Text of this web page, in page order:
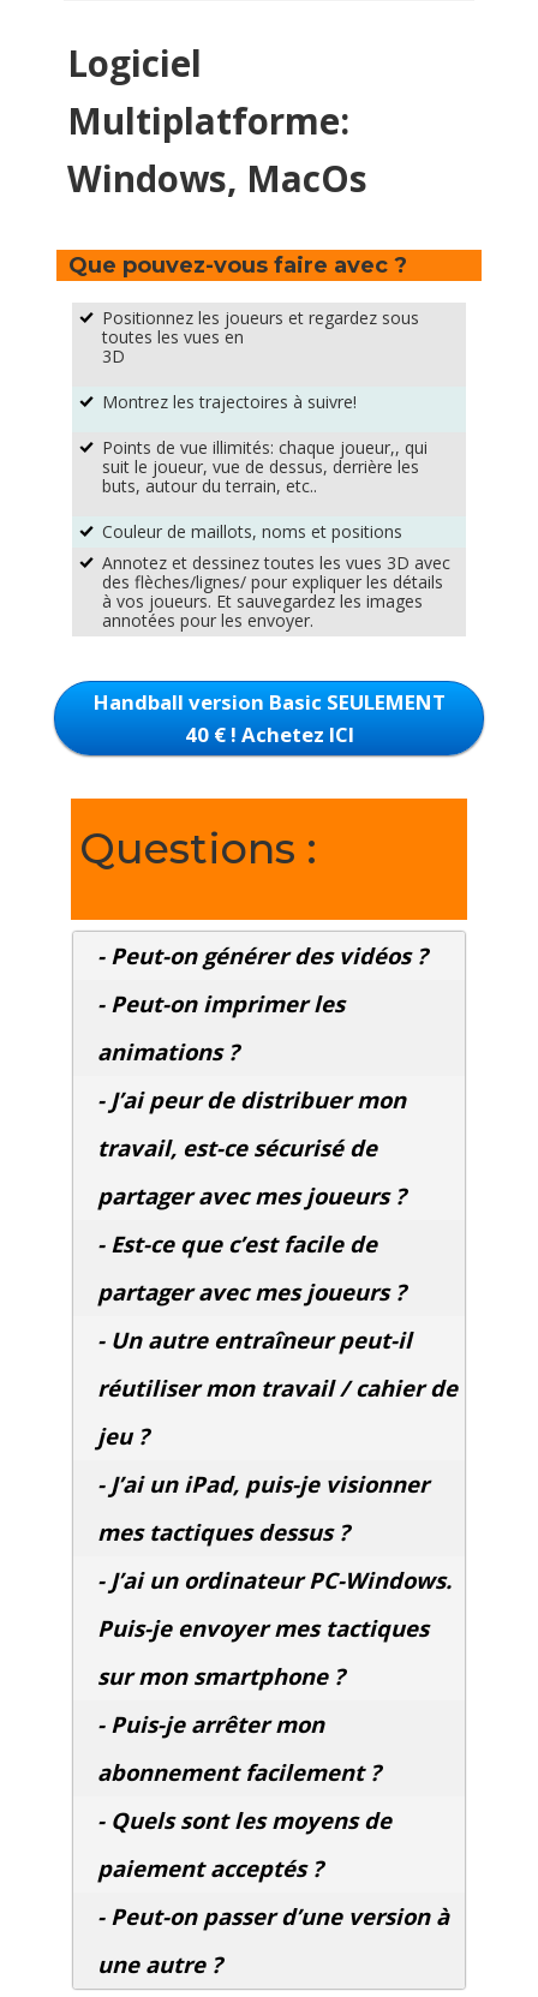
Logiciel
Multiplatforme:
Windows, MacOs
Que pouvez-vous faire avec ?
% Positionnez les joueurs et regardez sous
toutes les vues en
3D
% Montrez les trajectoires à suivre!
% Points de vue illimités: chaque joueur,, qui
suit le joueur, vue de dessus, derrière les
buts, autour du terrain, etc..
% Couleur de maillots, noms et positions
% Annotez et dessinez toutes les vues 3D avec
des flèches/lignes/ pour expliquer les détails
à vos joueurs. Et sauvegardez les images
annotées pour les envoyer.
Handball version Basic SEULEMENT
40 € ! Achetez ICI
Questions :
- Peut-on générer des vidéos ?
- Peut-on imprimer les
animations ?
- J’ai peur de distribuer mon
travail, est-ce sécurisé de
partager avec mes joueurs ?
- Est-ce que c’est facile de
partager avec mes joueurs ?
- Un autre entraîneur peut-il
réutiliser mon travail / cahier de
jeu ?
- J’ai un iPad, puis-je visionner
mes tactiques dessus ?
- J’ai un ordinateur PC-Windows.
Puis-je envoyer mes tactiques
sur mon smartphone ?
- Puis-je arrêter mon
abonnement facilement ?
- Quels sont les moyens de
paiement acceptés ?
- Peut-on passer d’une version à
une autre ?